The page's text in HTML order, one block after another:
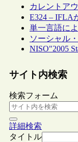
カレントア
E324 – IFLA
単一言語に
ソーシャル
NISO"2005
サイト内検索
検索フォーム
詳細検索
タイトル